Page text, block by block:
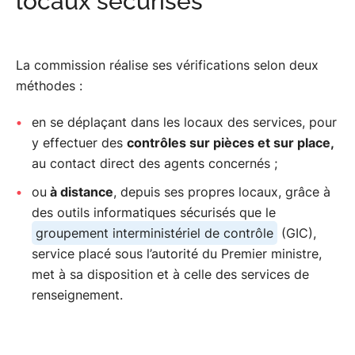
intérêts fondamentaux de la Nation
La commission réalise ses vérifications selon deux
méthodes :
en se déplaçant dans les locaux des services, pour
y effectuer des contrôles sur pièces et sur place,
au contact direct des agents concernés ;
ou à distance, depuis ses propres locaux, grâce à
des outils informatiques sécurisés que le
groupement interministériel de contrôle (GIC),
service placé sous l’autorité du Premier ministre,
met à sa disposition et à celle des services de
renseignement.